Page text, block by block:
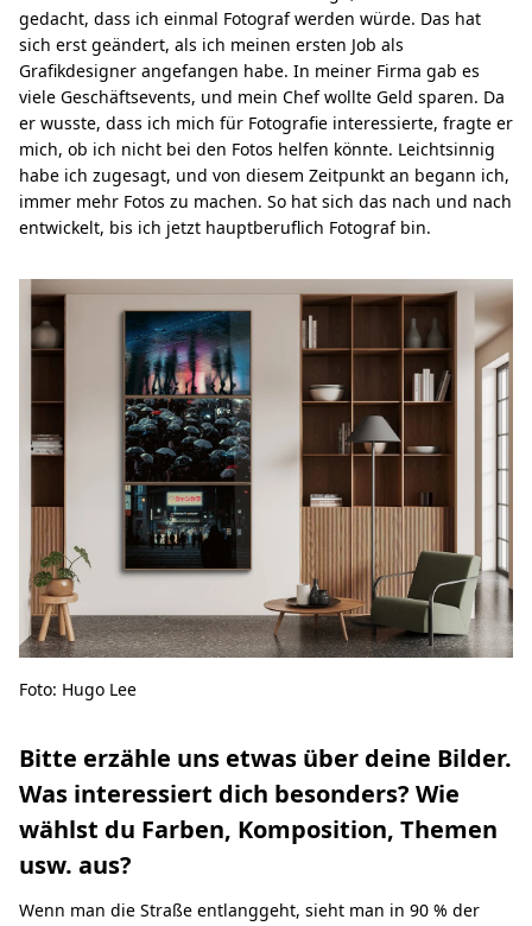
gedacht, dass ich einmal Fotograf werden würde. Das hat
sich erst geändert, als ich meinen ersten Job als
Grafikdesigner angefangen habe. In meiner Firma gab es
viele Geschäftsevents, und mein Chef wollte Geld sparen. Da
er wusste, dass ich mich für Fotografie interessierte, fragte er
mich, ob ich nicht bei den Fotos helfen könnte. Leichtsinnig
habe ich zugesagt, und von diesem Zeitpunkt an begann ich,
immer mehr Fotos zu machen. So hat sich das nach und nach
entwickelt, bis ich jetzt hauptberuflich Fotograf bin.
Foto: Hugo Lee
Bitte erzähle uns etwas über deine Bilder.
Was interessiert dich besonders? Wie
wählst du Farben, Komposition, Themen
usw. aus?
Wenn man die Straße entlanggeht, sieht man in 90 % der